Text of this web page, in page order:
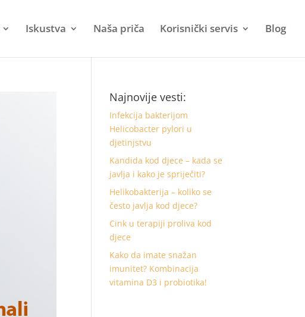
Iskustva Naša priča Korisnički servis Blog
Najnovije vesti:
Infekcija bakterijom
Helicobacter pylori u
djetinjstvu
Kandida kod djece – kada se
javlja i kako je spriječiti?
Helikobakterija – koliko se
često javlja kod djece?
Cink u terapiji proliva kod
djece
Kako da imate snažan
imunitet? Kombinacija
vitamina D3 i probiotika!